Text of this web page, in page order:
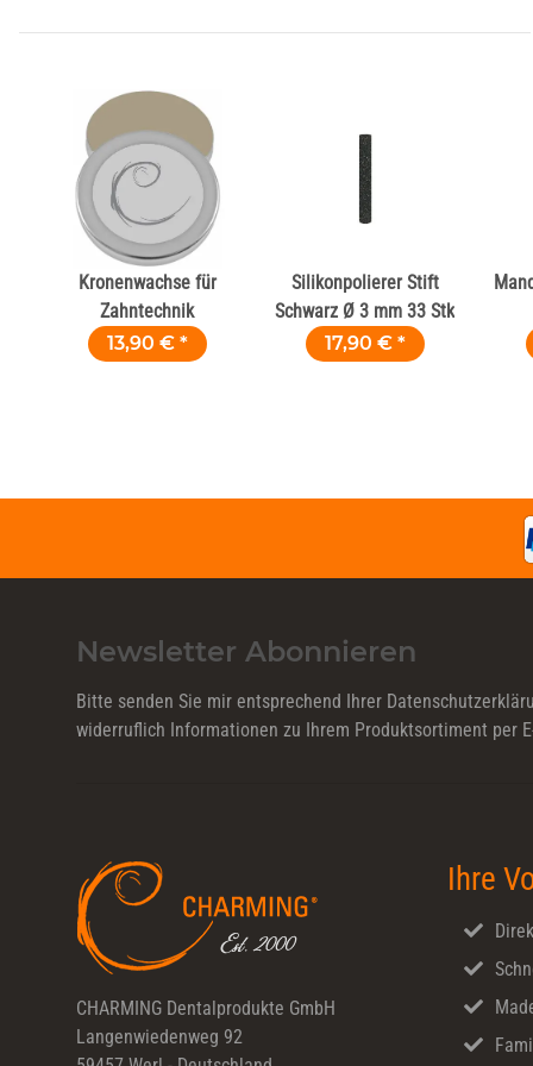
Kronenwachse für
Zahntechnik
13,90 € *
Silikonpolierer Stift
Schwarz Ø 3 mm 33 Stk
17,90 € *
Newsletter Abonnieren
Bitte senden Sie mir entsprechend Ihrer
widerruflich Informationen zu Ihrem Produktsortiment per
CHARMING Dentalprodukte GmbH
Langenwiedenweg 92
Ihre